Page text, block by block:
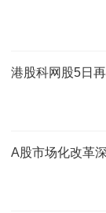
港股科网股5日
A股市场化改革